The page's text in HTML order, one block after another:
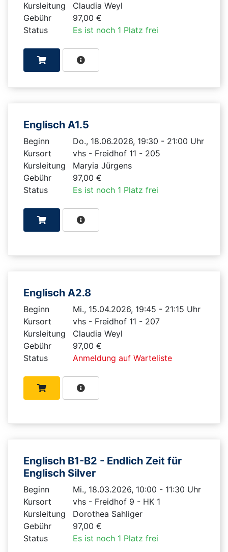
Kursleitung
Claudia Weyl
Gebühr
97,00 €
Status
Es ist noch 1 Platz frei
Englisch A1.5
Beginn
Do., 18.06.2026, 19:30 - 21:00 Uhr
Kursort
vhs - Freidhof 11 - 205
Kursleitung
Maryia Jürgens
Gebühr
97,00 €
Status
Es ist noch 1 Platz frei
Englisch A2.8
Beginn
Mi., 15.04.2026, 19:45 - 21:15 Uhr
Kursort
vhs - Freidhof 11 - 207
Kursleitung
Claudia Weyl
Gebühr
97,00 €
Status
Anmeldung auf Warteliste
Englisch B1-B2 - Endlich Zeit für
Englisch Silver
Beginn
Mi., 18.03.2026, 10:00 - 11:30 Uhr
Kursort
vhs - Freidhof 9 - HK 1
Kursleitung
Dorothea Sahliger
Gebühr
97,00 €
Status
Es ist noch 1 Platz frei